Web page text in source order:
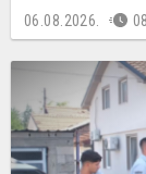
06.08.2026.